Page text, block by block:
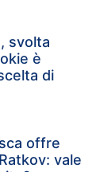
svolta
è
di
offre
vale